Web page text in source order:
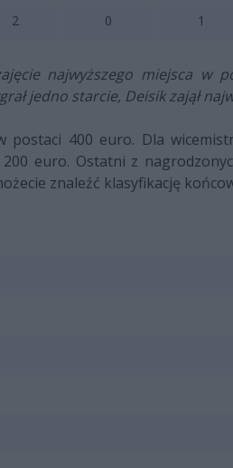
2 0 1
najwyższego miejsca w
jedno starcie, Deisik zajął
400 euro. Dla
euro. Ostatni z
znaleźć klasyfikację